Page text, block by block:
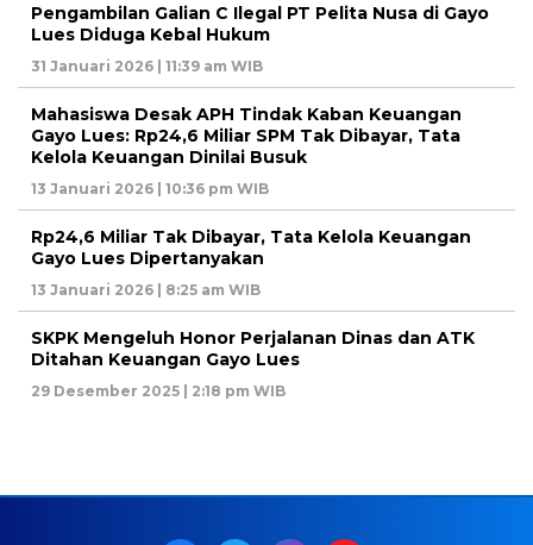
Pengambilan Galian C Ilegal PT Pelita Nusa di Gayo
Lues Diduga Kebal Hukum
31 Januari 2026 | 11:39 am WIB
Mahasiswa Desak APH Tindak Kaban Keuangan
Gayo Lues: Rp24,6 Miliar SPM Tak Dibayar, Tata
Kelola Keuangan Dinilai Busuk
13 Januari 2026 | 10:36 pm WIB
Rp24,6 Miliar Tak Dibayar, Tata Kelola Keuangan
Gayo Lues Dipertanyakan
13 Januari 2026 | 8:25 am WIB
SKPK Mengeluh Honor Perjalanan Dinas dan ATK
Ditahan Keuangan Gayo Lues
29 Desember 2025 | 2:18 pm WIB